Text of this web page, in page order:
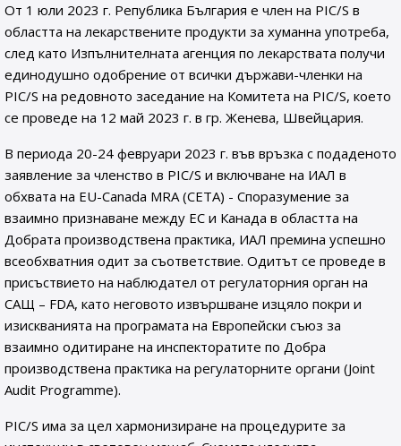
От 1 юли 2023 г. Република България е член на PIC/S в
областта на лекарствените продукти за хуманна употреба,
след като Изпълнителната агенция по лекарствата получи
единодушно одобрение от всички държави-членки на
PIC/S на редовното заседание на Комитета на PIC/S, което
се проведе на 12 май 2023 г. в гр. Женева, Швейцария.
В периода 20-24 февруари 2023 г. във връзка с подаденото
заявление за членство в PIC/S и включване на ИАЛ в
обхвата на EU-Canada MRA (CETA) - Споразумение за
взаимно признаване между ЕС и Канада в областта на
Добрата производствена практика, ИАЛ премина успешно
всеобхватния одит за съответствие. Oдитът се проведе в
присъствието на наблюдател от регулаторния орган на
САЩ – FDA, като неговото извършване изцяло покри и
изискванията на програмата на Европейски съюз за
взаимно одитиране на инспекторатите по Добра
производствена практика на регулаторните органи (Joint
Audit Programme).
PIC/S има за цел хармонизиране на процедурите за